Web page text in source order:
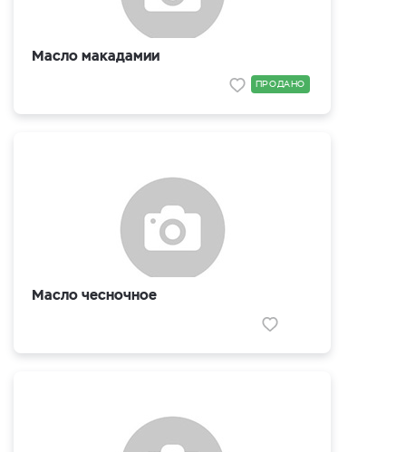
Масло макадамии
ПРОДАНО
Масло чесночное